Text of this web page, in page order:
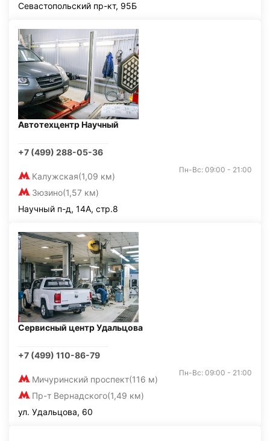
Севастопольский пр-кт, 95Б
Автотехцентр Научный
+7 (499) 288-05-36
Калужская(1,09 км)
Зюзино(1,57 км)
Пн-Вс: 09:00 - 21:00
Научный п-д, 14А, стр.8
Сервисный центр Удальцова
+7 (499) 110-86-79
Мичуринский проспект(116 м)
Пр-т Вернадского(1,49 км)
Пн-Вс: 09:00 - 21:00
ул. Удальцова, 60